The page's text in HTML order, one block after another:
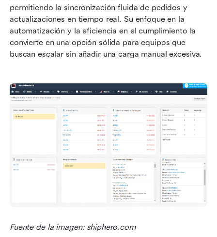
permitiendo la sincronización fluida de pedidos y
actualizaciones en tiempo real. Su enfoque en la
automatización y la eficiencia en el cumplimiento la
convierte en una opción sólida para equipos que
buscan escalar sin añadir una carga manual excesiva.
Fuente de la imagen: shiphero.com